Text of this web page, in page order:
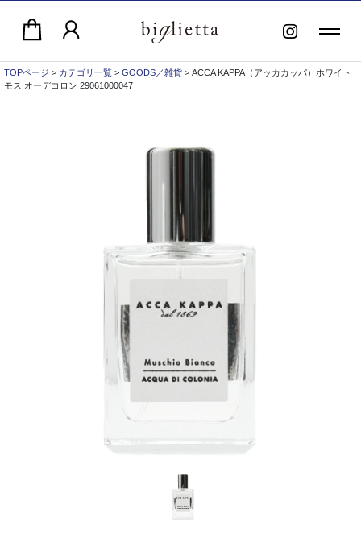
TOPページ > カテゴリ一覧 > GOODS／雑貨 > ACCA KAPPA（アッカカッパ）ホワイト
モス オーデコロン 29061000047